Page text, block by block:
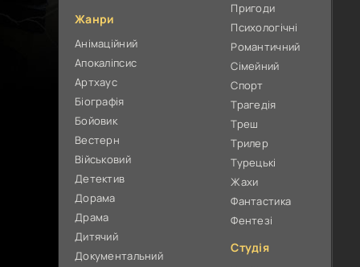
Жанри
Анімаційний
Апокаліпсис
Артхаус
Біографія
Бойовик
Вестерн
Військовий
Детектив
Дорама
Драма
Дитячий
Документальний
Пригоди
Психологічні
Романтичний
Сімейний
Спорт
Трагедія
Треш
Трилер
Турецькі
Жахи
Фантастика
Фентезі
Студія